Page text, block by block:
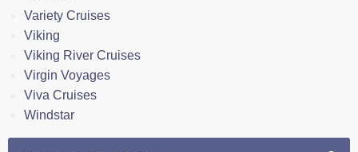
Variety Cruises
Viking
Viking River Cruises
Virgin Voyages
Viva Cruises
Windstar